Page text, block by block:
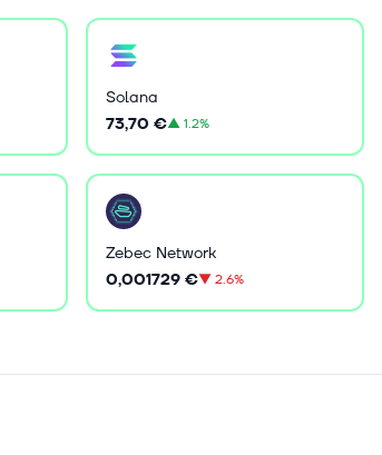
Solana
73,70 €▲1.2%
Zebec Network
0,001729 €▼2.6%